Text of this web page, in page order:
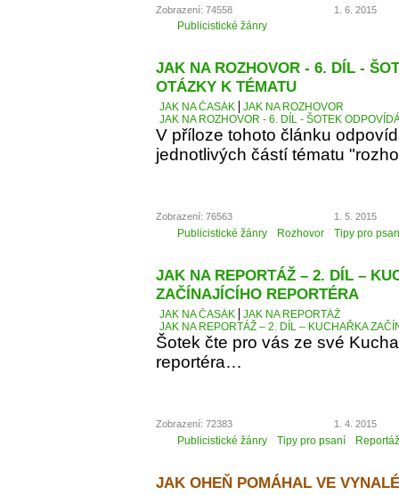
Zobrazení: 74558 1. 6. 2015
Publicistické žánry
JAK NA ROZHOVOR - 6. DÍL -
OTÁZKY K TÉMATU
JAK NA ČASÁK
JAK NA ROZHOVOR
JAK NA ROZHOVOR - 6. DÍL - ŠOTEK
V příloze tohoto článku
jednotlivých částí tématu
Zobrazení: 76563 1. 5. 2015
Publicistické žánry Rozhovor Tipy pro
JAK NA REPORTÁŽ – 2. DÍL –
ZAČÍNAJÍCÍHO REPORTÉRA
JAK NA ČASÁK
JAK NA REPORTÁŽ
JAK NA REPORTÁŽ – 2. DÍL – KUCHAŘKA
Šotek čte pro vás ze své
reportéra…
Zobrazení: 72383 1. 4. 2015
Publicistické žánry Tipy pro psaní Reportáž
JAK OHEŇ POMÁHAL VE